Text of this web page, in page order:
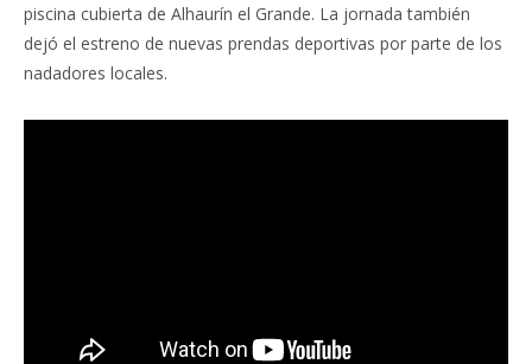
piscina cubierta de Alhaurín el Grande. La jornada también
dejó el estreno de nuevas prendas deportivas por parte de los
nadadores locales.